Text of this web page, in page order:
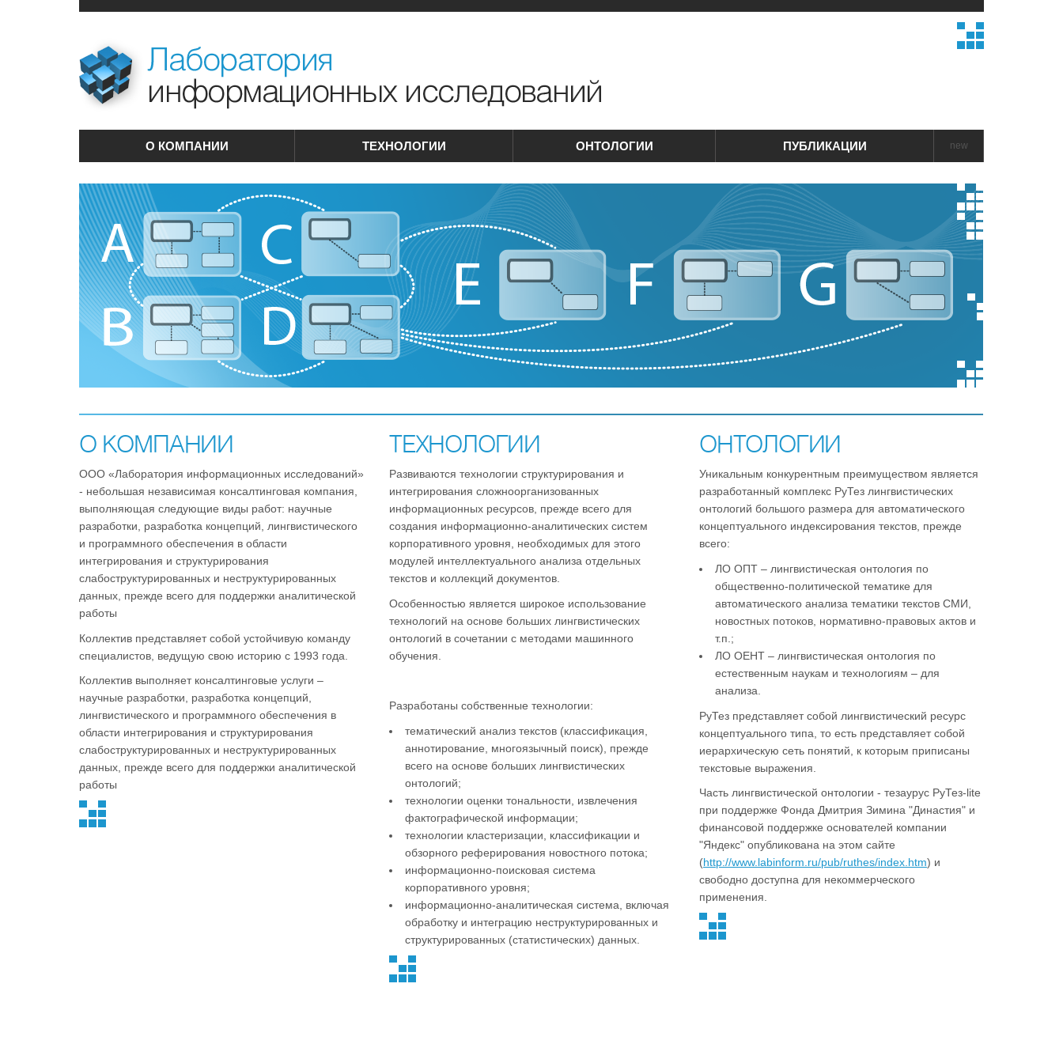
О КОМПАНИИ ТЕХНОЛОГИИ ОНТОЛОГИИ ПУБЛИКАЦИИ new
О КОМПАНИИ
ООО «Лаборатория информационных исследований»
- небольшая независимая консалтинговая компания,
выполняющая следующие виды работ: научные
разработки, разработка концепций, лингвистического
и программного обеспечения в области
интегрирования и структурирования
слабоструктурированных и неструктурированных
данных, прежде всего для поддержки аналитической
работы
Коллектив представляет собой устойчивую команду
специалистов, ведущую свою историю с 1993 года.
Коллектив выполняет консалтинговые услуги –
научные разработки, разработка концепций,
лингвистического и программного обеспечения в
области интегрирования и структурирования
слабоструктурированных и неструктурированных
данных, прежде всего для поддержки аналитической
работы
ТЕХНОЛОГИИ
Развиваются технологии структурирования и
интегрирования сложноорганизованных
информационных ресурсов, прежде всего для
создания информационно-аналитических систем
корпоративного уровня, необходимых для этого
модулей интеллектуального анализа отдельных
текстов и коллекций документов.
Особенностью является широкое использование
технологий на основе больших лингвистических
онтологий в сочетании с методами машинного
обучения.
Разработаны собственные технологии:
тематический анализ текстов (классификация,
аннотирование, многоязычный поиск), прежде
всего на основе больших лингвистических
онтологий;
технологии оценки тональности, извлечения
фактографической информации;
технологии кластеризации, классификации и
обзорного реферирования новостного потока;
информационно-поисковая система
корпоративного уровня;
информационно-аналитическая система, включая
обработку и интеграцию неструктурированных и
структурированных (статистических) данных.
ОНТОЛОГИИ
Уникальным конкурентным преимуществом является
разработанный комплекс РуТез лингвистических
онтологий большого размера для автоматического
концептуального индексирования текстов, прежде
всего:
ЛО ОПТ – лингвистическая онтология по
общественно-политической тематике для
автоматического анализа тематики текстов СМИ,
новостных потоков, нормативно-правовых актов и
т.п.;
ЛО ОЕНТ – лингвистическая онтология по
естественным наукам и технологиям – для
анализа.
РуТез представляет собой лингвистический ресурс
концептуального типа, то есть представляет собой
иерархическую сеть понятий, к которым приписаны
текстовые выражения.
Часть лингвистической онтологии - тезаурус РуТез-lite
при поддержке Фонда Дмитрия Зимина "Династия" и
финансовой поддержке основателей компании
"Яндекс" опубликована на этом сайте
(http://www.labinform.ru/pub/ruthes/index.htm) и
свободно доступна для некоммерческого
применения.